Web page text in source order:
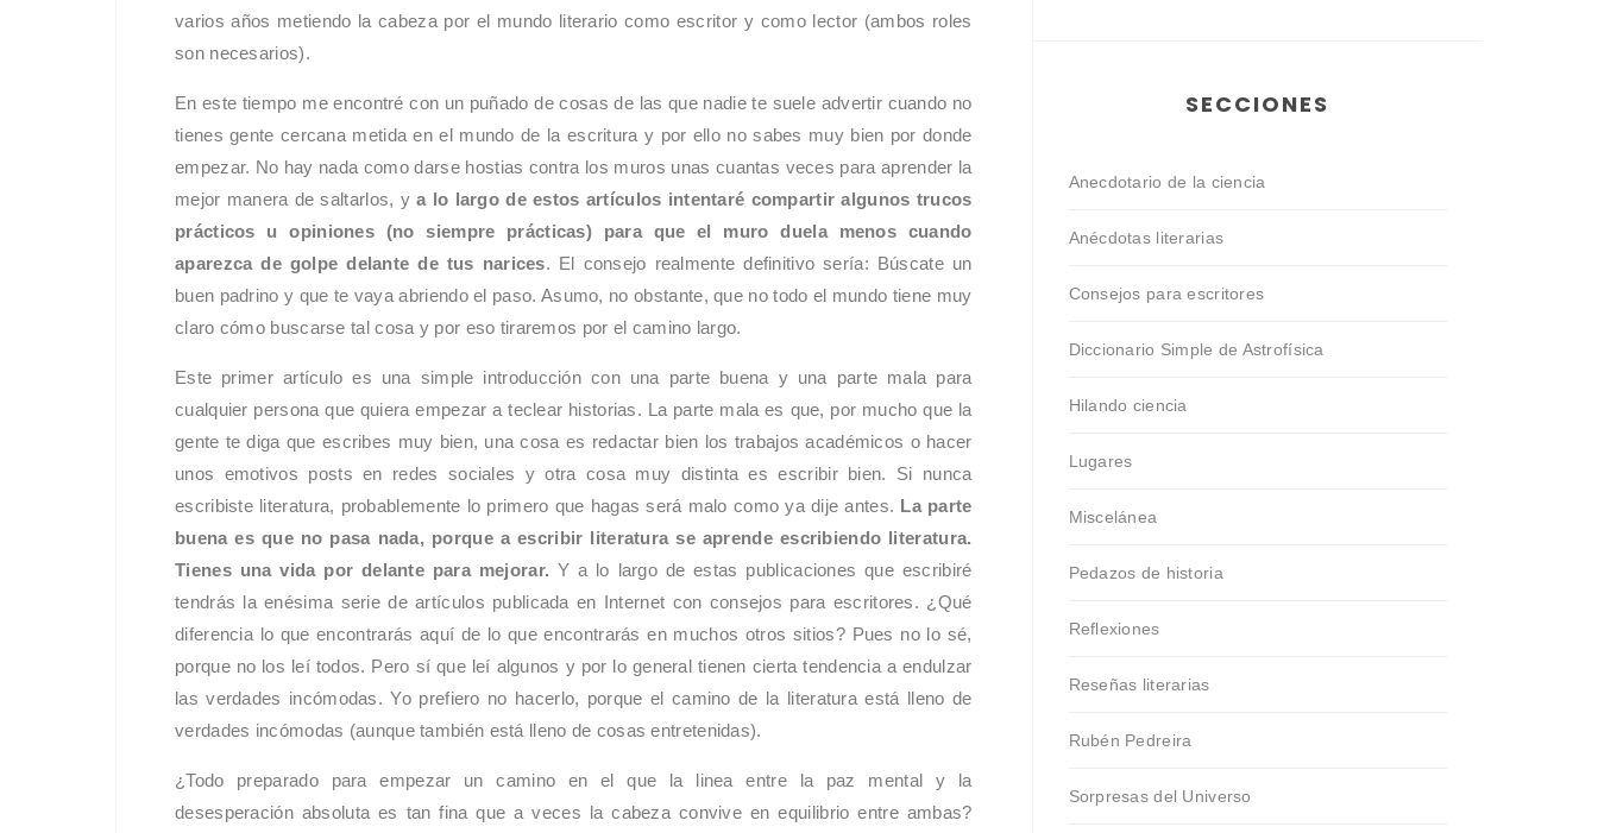
varios años metiendo la cabeza por el mundo literario como escritor y como lector (ambos roles
son necesarios).
En este tiempo me encontré con un puñado de cosas de las que nadie te suele advertir cuando no
tienes gente cercana metida en el mundo de la escritura y por ello no sabes muy bien por donde
empezar. No hay nada como darse hostias contra los muros unas cuantas veces para aprender la
mejor manera de saltarlos, ya lo largo de estos artículos intentaré compartir algunos trucos
prácticos u opiniones (no siempre prácticas) para que el muro duela menos cuando
aparezca de golpe delante de tus narices. El consejo realmente definitivo sería: Búscate un
buen padrino y que te vaya abriendo el paso. Asumo, no obstante, que no todo el mundo tiene muy
claro cómo buscarse tal cosa y por eso tiraremos por el camino largo.
Este primer artículo es una simple introducción con una parte buena y una parte mala para
cualquier persona que quiera empezar a teclear historias. La parte mala es que, por mucho que la
gente te diga que escribes muy bien, una cosa es redactar bien los trabajos académicos o hacer
unos emotivos posts en redes sociales y otra cosa muy distinta es escribir bien. Si nunca
escribiste literatura, probablemente lo primero que hagas será malo como ya dije antes. La parte
buena es que no pasa nada, porque a escribir literatura se aprende escribiendo literatura.
Tienes una vida por delante para mejorar. Y a lo largo de estas publicaciones que escribiré
tendrás la enésima serie de artículos publicada en Internet con consejos para escritores. ¿Qué
diferencia lo que encontrarás aquí de lo que encontrarás en muchos otros sitios? Pues no lo sé,
porque no los leí todos. Pero sí que leí algunos y por lo general tienen cierta tendencia a endulzar
las verdades incómodas. Yo prefiero no hacerlo, porque el camino de la literatura está lleno de
verdades incómodas (aunque también está lleno de cosas entretenidas).
¿Todo preparado para empezar un camino en el que la linea entre la paz mental y la
desesperación absoluta es tan fina que a veces la cabeza convive en equilibrio entre ambas?
SECCIONES
Anecdotario de la ciencia
Anécdotas literarias
Consejos para escritores
Diccionario Simple de Astrofísica
Hilando ciencia
Lugares
Miscelánea
Pedazos de historia
Reflexiones
Reseñas literarias
Rubén Pedreira
Sorpresas del Universo